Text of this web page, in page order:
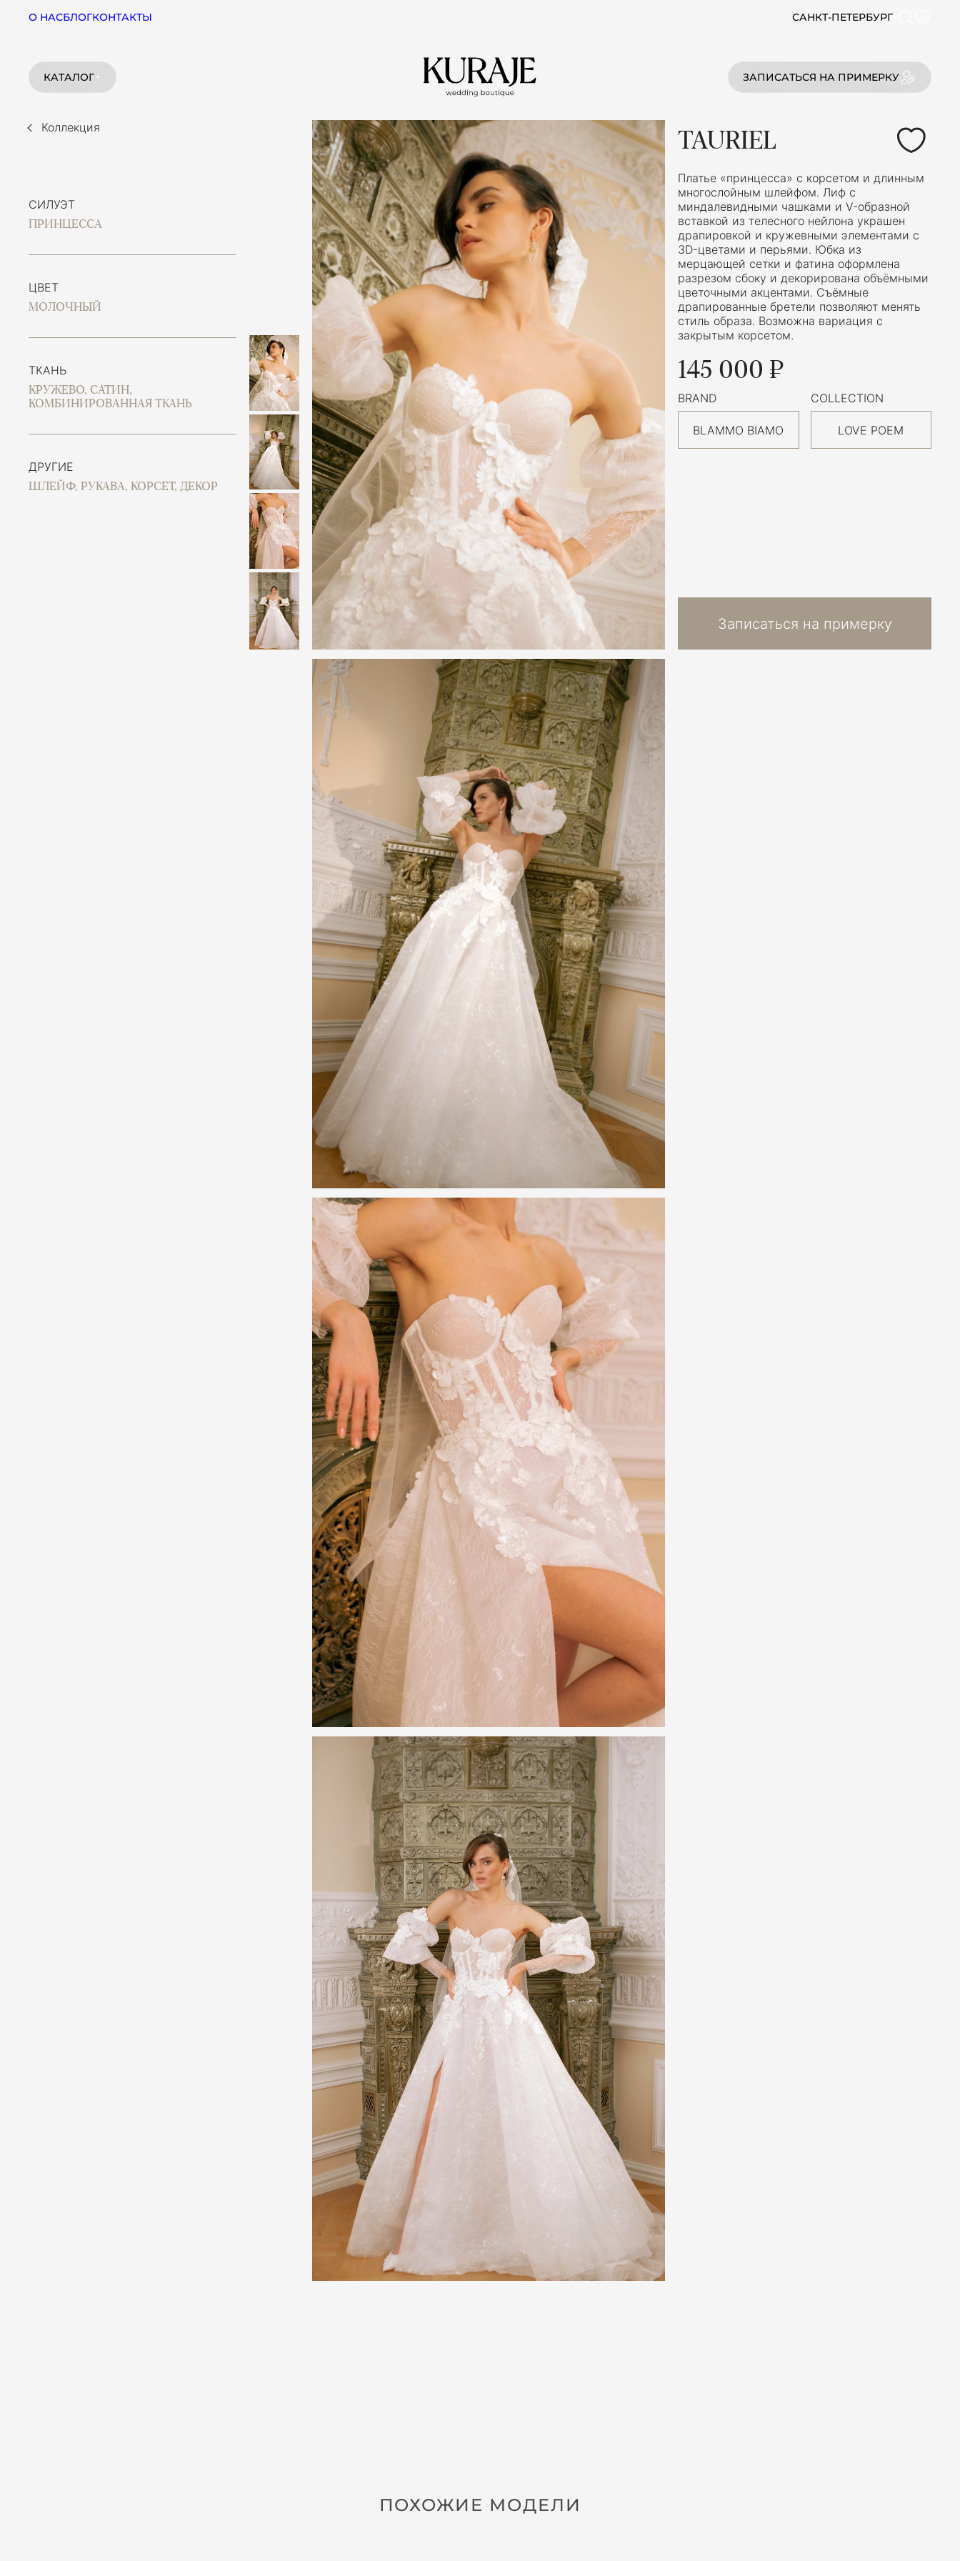
О НАСБЛОГКОНТАКТЫ САНКТ-ПЕТЕРБУРГ
КАТАЛОГ ЗАПИСАТЬСЯ НА ПРИМЕРКУ
Коллекция
СИЛУЭТ
ПРИНЦЕССА
ЦВЕТ
МОЛОЧНЫЙ
ТКАНЬ
КРУЖЕВО, САТИН,
КОМБИНИРОВАННАЯ ТКАНЬ
ДРУГИЕ
ШЛЕЙФ, РУКАВА, КОРСЕТ, ДЕКОР
TAURIEL
Платье «принцесса» с корсетом и длинным
многослойным шлейфом. Лиф с
миндалевидными чашками и V-образной
вставкой из телесного нейлона украшен
драпировкой и кружевными элементами с
3D-цветами и перьями. Юбка из
мерцающей сетки и фатина оформлена
разрезом сбоку и декорирована объёмными
цветочными акцентами. Съёмные
драпированные бретели позволяют менять
стиль образа. Возможна вариация с
закрытым корсетом.
145 000 ₽
BRAND
BLAMMO BIAMO
COLLECTION
LOVE POEM
Записаться на примерку
ПОХОЖИЕ МОДЕЛИ